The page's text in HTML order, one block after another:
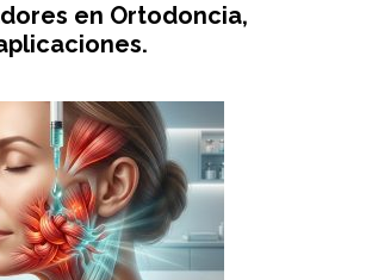
en Ortodoncia,